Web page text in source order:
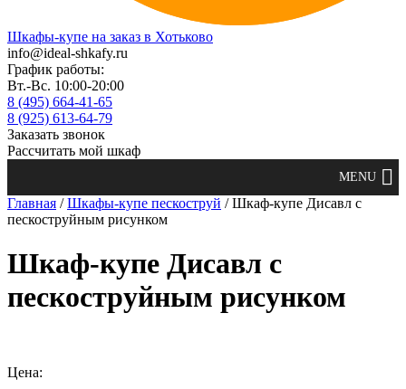
Шкафы-купе на заказ в Хотьково
info@ideal-shkafy.ru
График работы:
Вт.-Вс. 10:00-20:00
8 (495) 664-41-65
8 (925) 613-64-79
Заказать звонок
Рассчитать мой шкаф
Главная /Шкафы-купе пескоструй / Шкаф-купе Дисавл с
пескоструйным рисунком
Шкаф-купе Дисавл с
пескоструйным рисунком
Цена: